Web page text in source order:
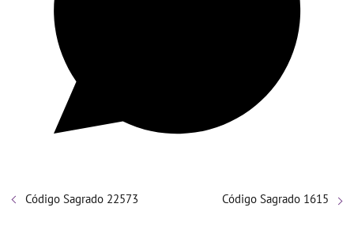
Código Sagrado 22573 Código Sagrado 1615